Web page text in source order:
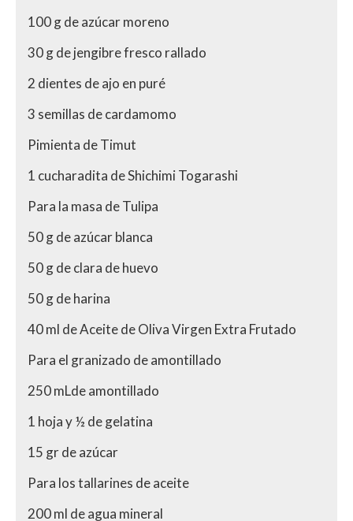
100 g de azúcar moreno
30 g de jengibre fresco rallado
2 dientes de ajo en puré
3 semillas de cardamomo
Pimienta de Timut
1 cucharadita de Shichimi Togarashi
Para la masa de Tulipa
50 g de azúcar blanca
50 g de clara de huevo
50 g de harina
40 ml de Aceite de Oliva Virgen Extra Frutado
Para el granizado de amontillado
250 mLde amontillado
1 hoja y ½ de gelatina
15 gr de azúcar
Para los tallarines de aceite
200 ml de agua mineral